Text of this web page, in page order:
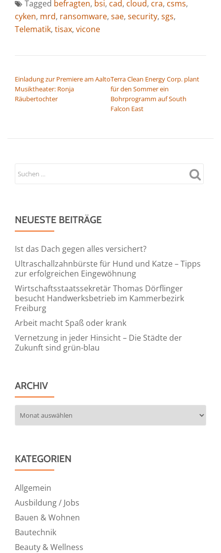
Tagged befragten, bsi, cad, cloud, cra, csms,
cyken, mrd, ransomware, sae, security, sgs,
Telematik, tisax, vicone
Einladung zur Premiere am Aalto
Musiktheater: Ronja
Räubertochter
Terra Clean Energy Corp. plant
für den Sommer ein
Bohrprogramm auf South
Falcon East
NEUESTE BEITRÄGE
Ist das Dach gegen alles versichert?
Ultraschallzahnbürste für Hund und Katze – Tipps
zur erfolgreichen Eingewöhnung
Wirtschaftsstaatssekretär Thomas Dörflinger
besucht Handwerksbetrieb im Kammerbezirk
Freiburg
Arbeit macht Spaß oder krank
Vernetzung in jeder Hinsicht – Die Städte der
Zukunft sind grün-blau
ARCHIV
KATEGORIEN
Allgemein
Ausbildung / Jobs
Bauen & Wohnen
Bautechnik
Beauty & Wellness